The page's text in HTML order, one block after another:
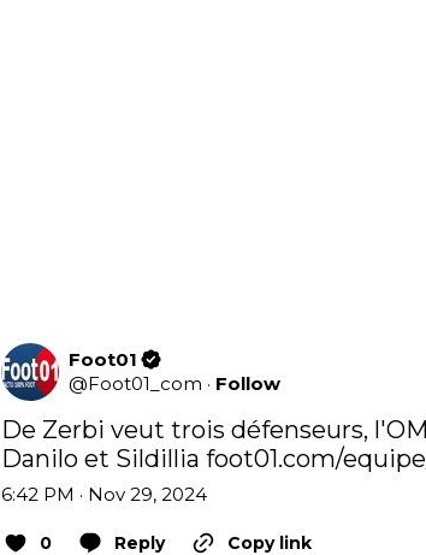
Foot01
@Foot01_com · Follow
De Zerbi veut trois défenseurs,
Danilo et Sildillia foot01.com/
6:42 PM · Nov 29, 2024
0 Reply
Copy link